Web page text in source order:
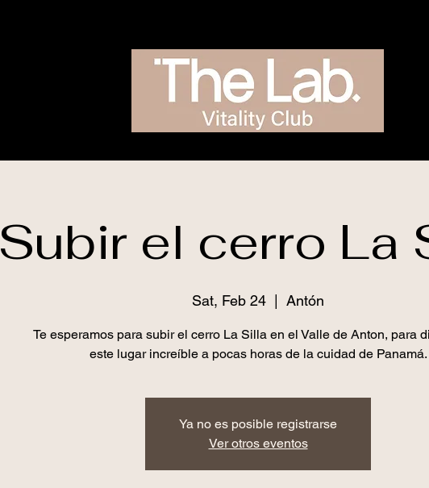
Subir el cerro La
Sat, Feb 24 Antón
Te esperamos para subir el cerro La Silla en el Valle de Anton, para
este lugar increíble a pocas horas de la cuidad de Panamá.
Ya no es posible registrarse
Ver otros eventos